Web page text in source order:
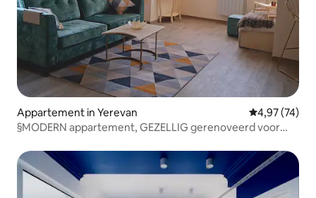
Appartement in Yerevan Gemiddelde
4,97 (74)
§MODERN appartement, GEZELLIG gerenoveerd voor